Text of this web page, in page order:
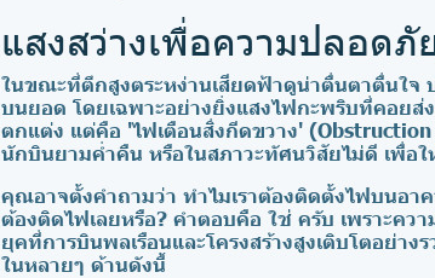
แสงสว่างเพื่อความปลอดภั
ในขณะที่ตึกสูงตระหง่านเสียดฟ้าดูน่าตื่นตาตื่นใจ
บนยอด โดยเฉพาะอย่างยิ่งแสงไฟกะพริบที่คอย
ตกแต่ง แต่คือ 'ไฟเตือนสิ่งกีดขวาง'
นักบินยามค่ำคืน หรือในสภาวะทัศนวิสัยไม่ดี เพื่อ
คุณอาจตั้งคำถามว่า ทำไมเราต้องติดตั้งไฟบนอา
ต้องติดไฟเลยหรือ? คำตอบคือ ใช่ ครับ เพราะคว
ยุคที่การบินพลเรือนและโครงสร้างสูงเติบโตอย่า
ในหลายๆ ด้านดังนี้